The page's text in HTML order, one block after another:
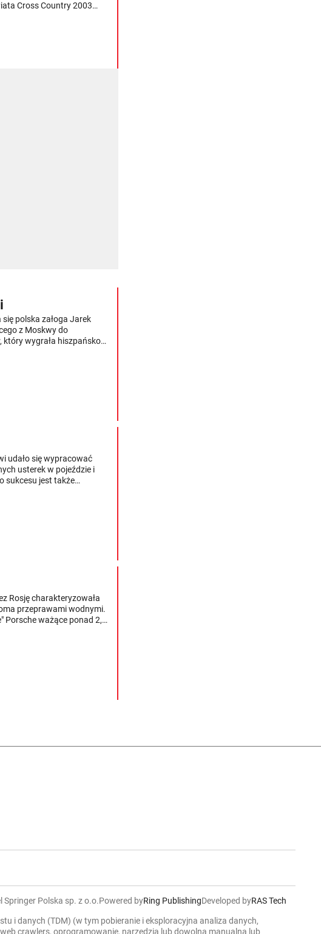
Cross Country 2003
polska załoga Jarek
z Moskwy do
który wygrała hiszpańsko-
udało się wypracować
usterek w pojeździe i
sukcesu jest także
Rosję charakteryzowała
przeprawami wodnymi.
Porsche ważące ponad 2,5
Springer Polska sp. z o.o.Powered byRing PublishingDeveloped byRAS Tech
i danych (TDM) (w tym pobieranie i eksploracyjna analiza danych,
crawlers, oprogramowanie, narzędzia lub dowolną manualną lub